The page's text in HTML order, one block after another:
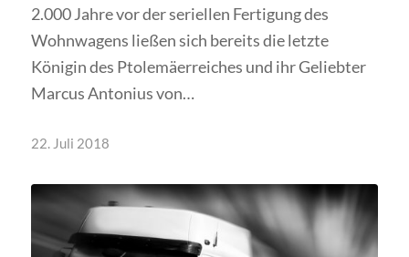
2.000 Jahre vor der seriellen Fertigung des
Wohnwagens ließen sich bereits die letzte
Königin des Ptolemäerreiches und ihr Geliebter
Marcus Antonius von…
22. Juli 2018